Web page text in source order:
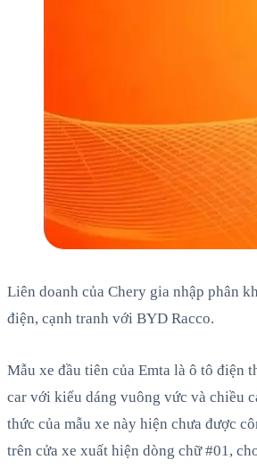
Liên doanh của Chery gia nhập phân
điện, cạnh tranh với BYD Racco.
Mẫu xe đầu tiên của Emta là ô tô điện
car với kiểu dáng vuông vức và chiều
thức của mẫu xe này hiện chưa được
trên cửa xe xuất hiện dòng chữ #01,